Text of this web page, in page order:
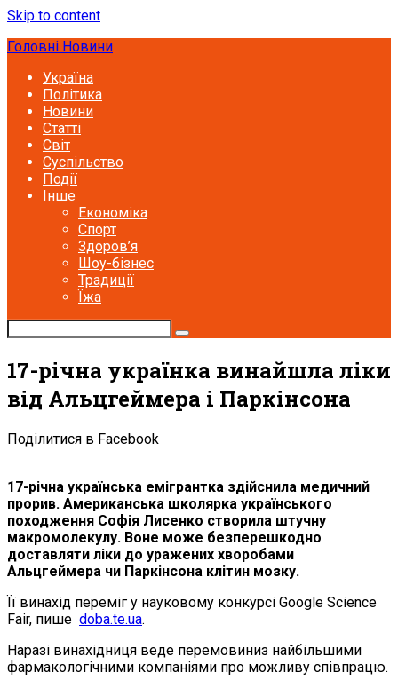
Skip to content
Головні Новини
Україна
Політика
Новини
Статті
Світ
Суспільство
Події
Інше
Економіка
Спорт
Здоров’я
Шоу-бізнес
Традиції
Їжа
17-річна українка винайшла ліки
від Альцгеймера і Паркінсона
Поділитися в Facebook
17-річна українська емігрантка здійснила медичний
прорив. Американська школярка українського
походження Софія Лисенко створила штучну
макромолекулу. Воне може безперешкодно
доставляти ліки до уражених хворобами
Альцгеймера чи Паркінсона клітин мозку.
Її винахід переміг у науковому конкурсі Google Science
Fair, пише doba.te.ua.
Наразі винахідниця веде перемовиниз найбільшими
фармакологічними компаніями про можливу співпрацю.